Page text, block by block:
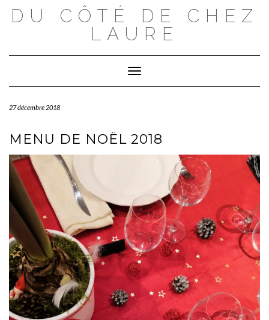
DU CÔTÉ DE CHEZ
LAURE
Toggle Navigation
27 décembre 2018
MENU DE NOËL 2018